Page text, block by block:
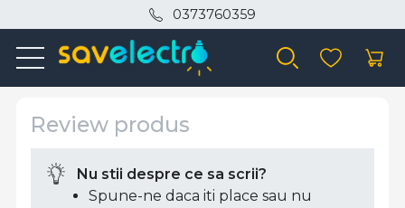
0373760359
Review produs
Nu stii despre ce sa scrii?
Spune-ne daca iti place sau nu